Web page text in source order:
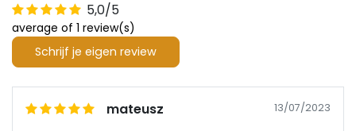
5,0/5
average of 1 review(s)
Schrijf je eigen review
mateusz 13/07/2023